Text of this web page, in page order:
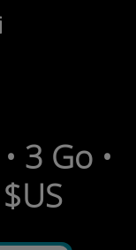
de page
3 Go •